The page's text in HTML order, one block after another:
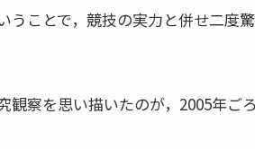
ことで，競技の実力と併せ二度
察を思い描いたのが，2005年ごろ